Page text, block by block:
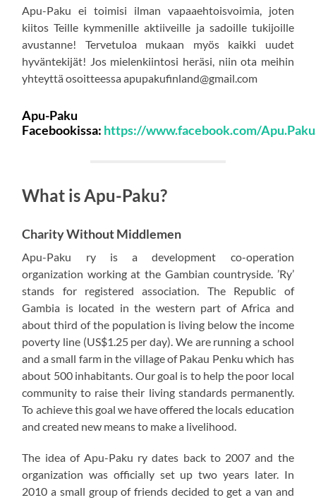
Apu-Paku ei toimisi ilman vapaaehtoisvoimia, joten
kiitos Teille kymmenille aktiiveille ja sadoille tukijoille
avustanne! Tervetuloa mukaan myös kaikki uudet
hyväntekijät! Jos mielenkiintosi heräsi, niin ota meihin
yhteyttä osoitteessa apupakufinland@gmail.com
Apu-Paku
Facebookissa: https://www.facebook.com/
What is Apu-Paku?
Charity Without Middlemen
Apu-Paku ry is a development co-operation
organization working at the Gambian countryside. ’Ry’
stands for registered association. The Republic of
Gambia is located in the western part of Africa and
about third of the population is living below the income
poverty line (US$1.25 per day). We are running a school
and a small farm in the village of Pakau Penku which has
about 500 inhabitants. Our goal is to help the poor local
community to raise their living standards permanently.
To achieve this goal we have offered the locals education
and created new means to make a livelihood.
The idea of Apu-Paku ry dates back to 2007 and the
organization was officially set up two years later. In
2010 a small group of friends decided to get a van and